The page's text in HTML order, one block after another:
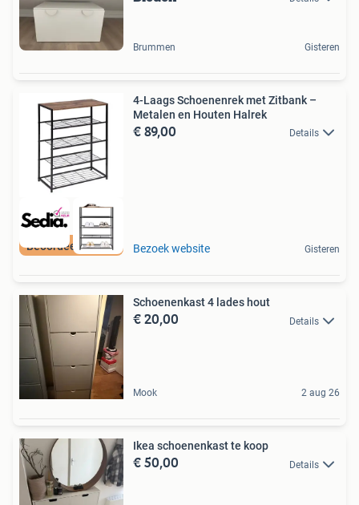
Brummen Gisteren
Beoordeeld met 9+
4-Laags Schoenenrek met Zitbank –
Metalen en Houten Halrek
€ 89,00 Details
Bezoek website Gisteren
Schoenenkast 4 lades hout
€ 20,00 Details
Mook 2 aug 26
Ikea schoenenkast te koop
€ 50,00 Details